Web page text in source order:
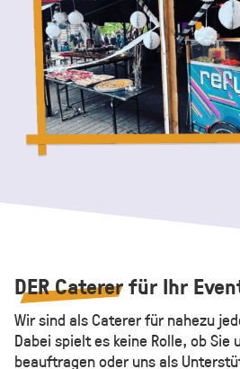
DER Catererfür Ihr
Wir sind als Caterer für nahezu
Dabei spielt es keine Rolle, ob
beauftragen oder uns als